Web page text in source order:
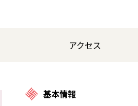
アクセス
基本情報